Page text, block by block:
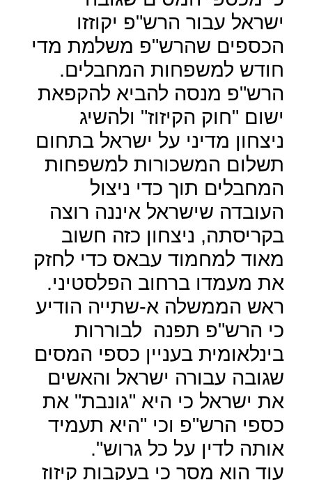
ישראל עבור הרש"פ יקוזזו
הכספים שהרש"פ משלמת מדי
חודש למשפחות המחבלים.
הרש"פ מנסה להביא להקפאת
ישום "חוק הקיזוז" ולהשיג
ניצחון מדיני על ישראל בתחום
תשלום המשכורות למשפחות
המחבלים תוך כדי ניצול
העובדה שישראל איננה רוצה
בקריסתה, ניצחון כזה חשוב
מאוד למחמוד עבאס כדי לחזק
את מעמדו ברחוב הפלסטיני.
ראש הממשלה א-שתייה הודיע
כי הרש"פ תפנה לבוררות
בינלאומית בעניין כספי המסים
שגובה עבורה ישראל והאשים
את ישראל כי היא "גונבת" את
כספי הרש"פ וכי "היא תעמיד
אותה לדין על כל גרוש".
עוד הוא מסר כי בעקבות קיזוז